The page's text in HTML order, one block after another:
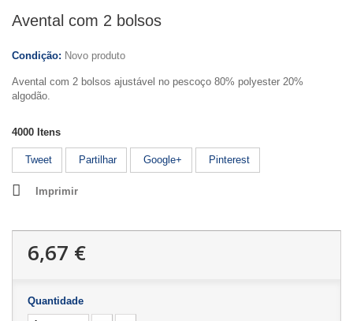
Avental com 2 bolsos
Condição: Novo produto
Avental com 2 bolsos ajustável no pescoço 80% polyester 20%
algodão.
4000 Itens
Tweet Partilhar Google+ Pinterest
Imprimir
6,67 €
Quantidade